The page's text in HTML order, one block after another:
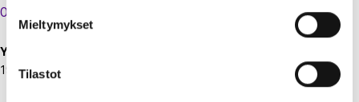
Mieltymykset
Tilastot
00130 Helsinki
Y-tunnus:
1924697-5